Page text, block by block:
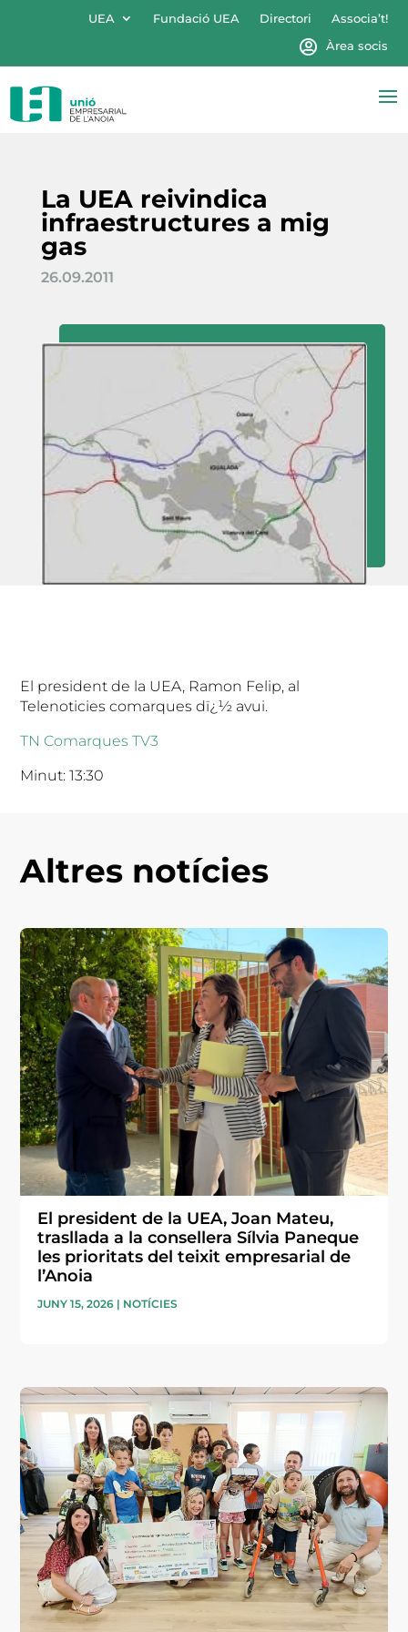
UEA Fundació UEA Directori
Associa’t!
Àrea socis
La UEA reivindica
infraestructures a mig
gas
26.09.2011
El president de la UEA, Ramon Felip, al
Telenoticies comarques dï¿½ avui.
TN Comarques TV3
Minut: 13:30
Altres notícies
El president de la UEA, Joan Mateu,
trasllada a la consellera Sílvia Paneque
les prioritats del teixit empresarial de
l’Anoia
JUNY 15, 2026 | NOTÍCIES